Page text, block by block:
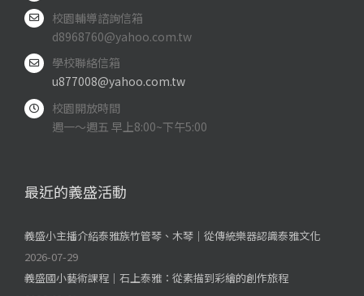
校園輔導諮詢信箱
d8968760@yahoo.com.tw
學校聯絡信箱
u877008@yahoo.com.tw
校園開放時間
週一～週五 早上8:00~下午5:00
最近的義盛活動
義盛小主播介紹泰雅族竹管琴、木琴｜從傳統樂器認識泰雅文化
2026-07-29
義盛國小藝術課程｜石上泰雅：從素描到彩繪的創作旅程